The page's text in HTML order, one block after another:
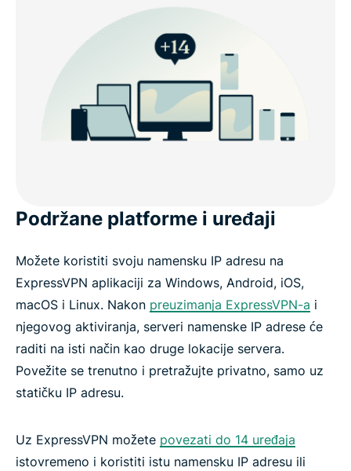
Podržane platforme i uređaji
Možete koristiti svoju namensku IP adresu na
ExpressVPN aplikaciji za Windows, Android, iOS,
macOS i Linux. Nakon preuzimanja ExpressVPN-a i
njegovog aktiviranja, serveri namenske IP adrese će
raditi na isti način kao druge lokacije servera.
Povežite se trenutno i pretražujte privatno, samo uz
statičku IP adresu.
Uz ExpressVPN možete povezati do 14 uređaja
istovremeno i koristiti istu namensku IP adresu ili